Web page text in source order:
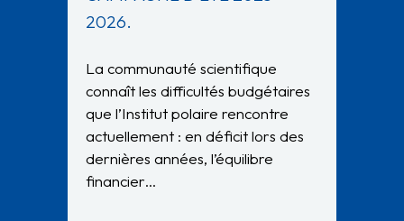
2026.
La communauté scientifique
connaît les difficultés budgétaires
que l’Institut polaire rencontre
actuellement : en déficit lors des
dernières années, l’équilibre
financier…